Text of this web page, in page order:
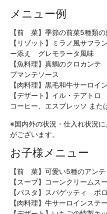
メニュー例
【前 菜】季節の前菜5種類
【リゾット】ミラノ風サフ
ー添え グレモラータ風味
【魚料理】真鯛のクロカン
プマンテソース
【肉料理】黒毛和牛サーロ
【デザート】イル・テアト
コーヒー、エスプレッソ また
※国内外の状況・仕入れ状況
がございます。
お子様メニュー
【前 菜】可愛い5種のアンテ
【スープ】コーンクリームス
【パスタ】スパゲッティ ボ
【肉料理】牛サーロインステ